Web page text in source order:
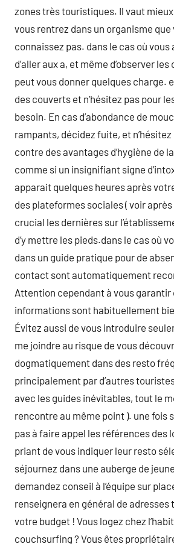
zones très touristiques. Il vaut
vous rentrez dans un organisme que
connaissez pas. dans le cas où vous
d’aller aux a, et même d’observer
peut vous donner quelques charge.
des couverts et n’hésitez pas pour
besoin. En cas d’abondance de
rampants, décidez fuite, et
contre des avantages d’hygiène de
comme si un insignifiant signe
apparait quelques heures après
des plateformes sociales ( voir
crucial les dernières sur
d’y mettre les pieds.dans le cas où
dans un guide pratique pour de
contact sont automatiquement
Attention cependant à vous garantir
informations sont habituellement
Évitez aussi de vous introduire
me joindre au risque de vous
dogmatiquement dans des resto
principalement par d’autres
avec les guides inévitables, tout le
rencontre au même point ). une fois
pas à faire appel les références des
priant de vous indiquer leur resto
séjournez dans une auberge de
demandez conseil à l’équipe sur
renseignera en général de adresses
votre budget ! Vous logez chez
couchsurfing ? Vous êtes